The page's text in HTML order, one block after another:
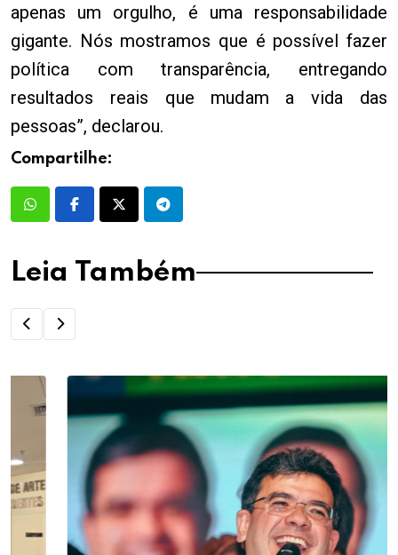
apenas um orgulho, é uma responsabilidade
gigante. Nós mostramos que é possível fazer
política com transparência, entregando
resultados reais que mudam a vida das
pessoas”, declarou.
Compartilhe:
Leia Também